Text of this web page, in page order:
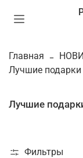
Главная
Лучшие
Лучшие
Фильтры